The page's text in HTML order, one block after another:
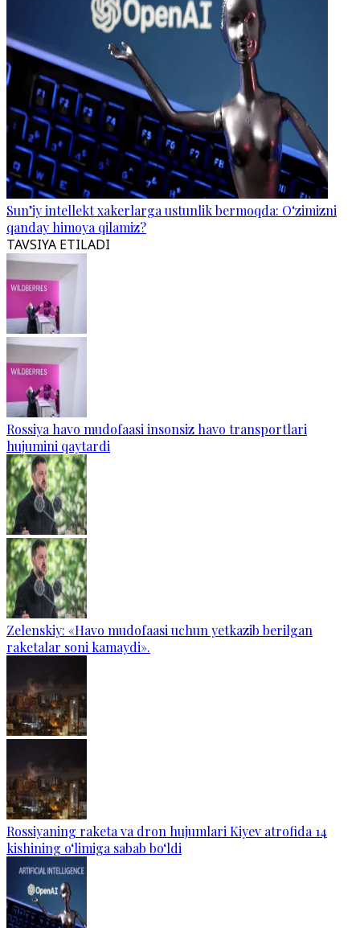
Sun’iy intellekt xakerlarga ustunlik bermoqda: O‘zimizni
qanday himoya qilamiz?
TAVSIYA ETILADI
Rossiya havo mudofaasi insonsiz havo transportlari
hujumini qaytardi
Zelenskiy: «Havo mudofaasi uchun yetkazib berilgan
raketalar soni kamaydi».
Rossiyaning raketa va dron hujumlari Kiyev atrofida 14
kishining o‘limiga sabab bo‘ldi